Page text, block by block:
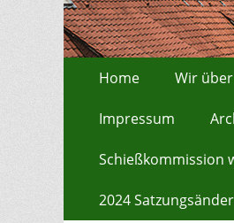
Erstes Menü
Inhalt:
Home Wir
Impressum
Schießkommission
2024